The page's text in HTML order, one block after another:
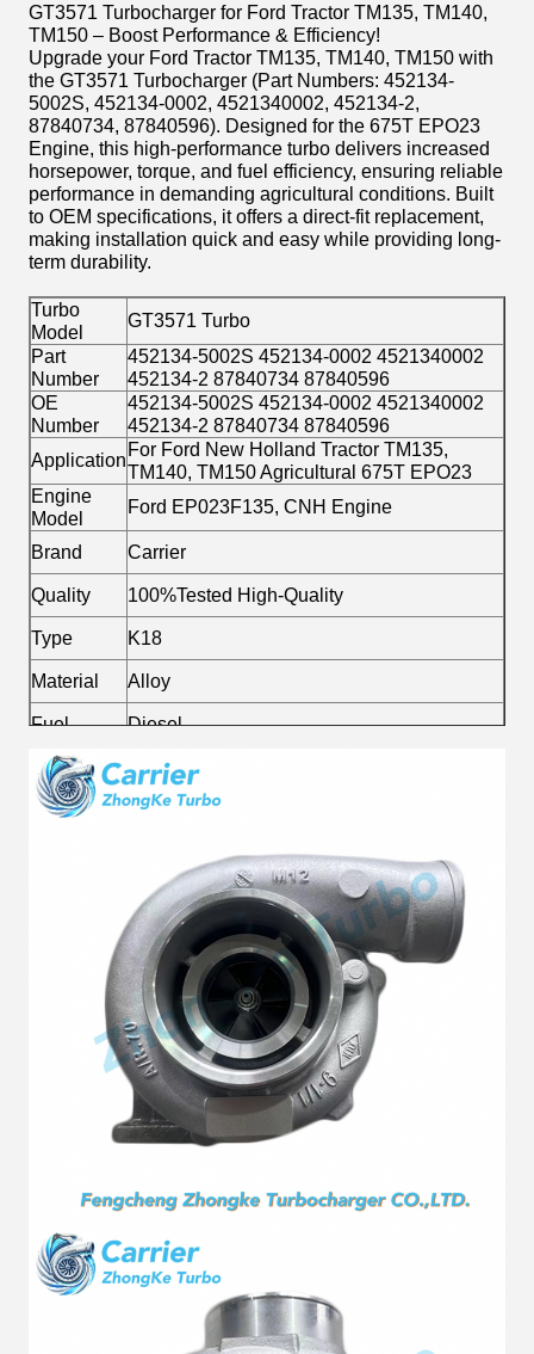
GT3571 Turbocharger for Ford Tractor TM135, TM140,
TM150 – Boost Performance & Efficiency!
Upgrade your Ford Tractor TM135, TM140, TM150 with
the GT3571 Turbocharger (Part Numbers: 452134-
5002S, 452134-0002, 4521340002, 452134-2,
87840734, 87840596). Designed for the 675T EPO23
Engine, this high-performance turbo delivers increased
horsepower, torque, and fuel efficiency, ensuring reliable
performance in demanding agricultural conditions. Built
to OEM specifications, it offers a direct-fit replacement,
making installation quick and easy while providing long-
term durability.
Turbo
Model
GT3571 Turbo
Part
Number
452134-5002S 452134-0002 4521340002
452134-2 87840734 87840596
OE
Number
452134-5002S 452134-0002 4521340002
452134-2 87840734 87840596
ApplicationFor Ford New Holland Tractor TM135,
TM140, TM150 Agricultural 675T EPO23
Engine
Model
Ford EP023F135, CNH Engine
Brand
Carrier
Quality
100%Tested High-Quality
Type
K18
Material
Alloy
Fuel
Diesel